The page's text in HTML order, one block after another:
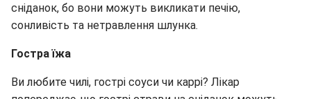
сніданок, бо вони можуть викликати печію,
сонливість та нетравлення шлунка.
Гостра їжа
Ви любите чилі, гострі соуси чи каррі? Лікар